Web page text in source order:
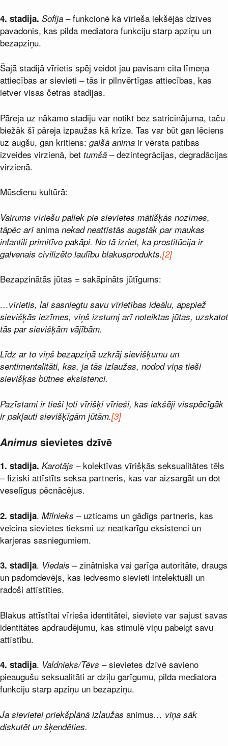
4. stadija. Sofija – funkcionē kā vīrieša iekšējās dzīves
pavadonis, kas pilda mediatora funkciju starp apziņu un
bezapziņu.
Šajā stadijā vīrietis spēj veidot jau pavisam cita līmeņa
attiecības ar sievieti – tās ir pilnvērtīgas attiecības, kas
ietver visas četras stadijas.
Pāreja uz nākamo stadiju var notikt bez satricinājuma, taču
biežāk šī pāreja izpaužas kā krīze. Tas var būt gan lēciens
uz augšu, gan kritiens: gaišā anima ir vērsta patības
izveides virzienā, bet tumšā – dezintegrācijas, degradācijas
virzienā.
Mūsdienu kultūrā:
Vairums vīriešu paliek pie sievietes mātišķās nozīmes,
tāpēc arīanima nekad neattīstās augstāk par maukas
infantili primitīvo pakāpi. No tā izriet, ka prostitūcija ir
galvenais civilizēto laulību blakusprodukts.[2]
Bezapzinātās jūtas = sakāpināts jūtīgums:
…vīrietis, lai sasniegtu savu vīrietības ideālu, apspiež
sievišķās iezīmes, viņš izstumj arī noteiktas jūtas, uzskatot
tās par sievišķām vājībām.
Līdz ar to viņš bezapziņā uzkrāj sievišķumu un
sentimentalitāti, kas, ja tās izlaužas, nodod viņa tieši
sievišķas būtnes eksistenci.
Pazīstami ir tieši ļoti vīrišķi vīrieši, kas iekšēji visspēcīgāk
ir pakļauti sievišķīgām jūtām.[3]
Animus sievietes dzīvē
1. stadija. Karotājs – kolektīvas vīrišķās seksualitātes tēls
– fiziski attīstīts seksa partneris, kas var aizsargāt un dot
veselīgus pēcnācējus.
2. stadija. Mīlnieks – uzticams un gādīgs partneris, kas
veicina sievietes tieksmi uz neatkarīgu eksistenci un
karjeras sasniegumiem.
3. stadija. Viedais – zinātniska vai garīga autoritāte, draugs
un padomdevējs, kas iedvesmo sievieti intelektuāli un
radoši attīstīties.
Blakus attīstītai vīrieša identitātei, sieviete var sajust savas
identitātes apdraudējumu, kas stimulē viņu pabeigt savu
attīstību.
4. stadija. Valdnieks/Tēvs – sievietes dzīvē savieno
pieaugušu seksualitāti ar dziļu garīgumu, pilda mediatora
funkciju starp apziņu un bezapziņu.
Ja sievietei priekšplānā izlaužas animus… viņa sāk
diskutēt un šķendēties.